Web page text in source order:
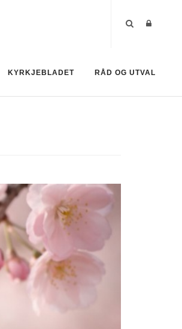
KYRKJEBLADET RÅD OG UTVAL